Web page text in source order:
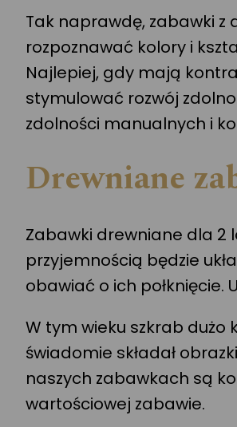
Tak naprawdę, zabawki z
rozpoznawać kolory i
Najlepiej, gdy mają
stymulować rozwój
zdolności manualnych i
Drewniane
Zabawki drewniane dla 2
przyjemnością będzie
obawiać o ich połknięcie.
W tym wieku szkrab dużo
świadomie składał
naszych zabawkach są
wartościowej zabawie.